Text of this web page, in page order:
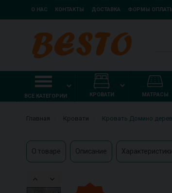
О НАС КОНТАКТЫ ДОСТАВКА ФОРМЫ
ВСЕ КАТЕГОРИИ КРОВАТИ МАТРАСЫ
Главная Кровати Кровать Домино
О товаре Описание